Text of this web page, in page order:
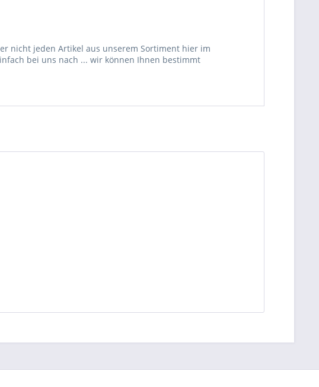
nicht jeden Artikel aus unserem Sortiment hier im
bei uns nach ... wir können Ihnen bestimmt